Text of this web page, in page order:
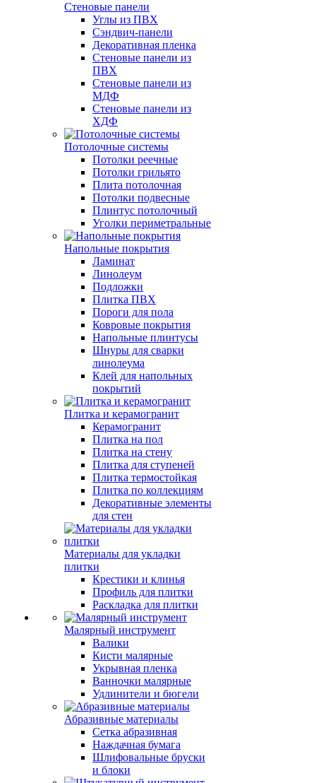
Стеновые панели
Углы из ПВХ
Сэндвич-панели
Декоративная пленка
Стеновые панели из
ПВХ
Стеновые панели из
МДФ
Стеновые панели из
ХДФ
Потолочные системы
Потолки реечные
Потолки грильято
Плита потолочная
Потолки подвесные
Плинтус потолочный
Уголки периметральные
Напольные покрытия
Ламинат
Линолеум
Подложки
Плитка ПВХ
Пороги для пола
Ковровые покрытия
Напольные плинтусы
Шнуры для сварки
линолеума
Клей для напольных
покрытий
Плитка и керамогранит
Керамогранит
Плитка на пол
Плитка на стену
Плитка для ступеней
Плитка термостойкая
Плитка по коллекциям
Декоративные элементы
для стен
Материалы для укладки
плитки
Крестики и клинья
Профиль для плитки
Раскладка для плитки
Малярный инструмент
Валики
Кисти малярные
Укрывная пленка
Ванночки малярные
Удлинители и бюгели
Абразивные материалы
Сетка абразивная
Наждачная бумага
Шлифовальные бруски
и блоки